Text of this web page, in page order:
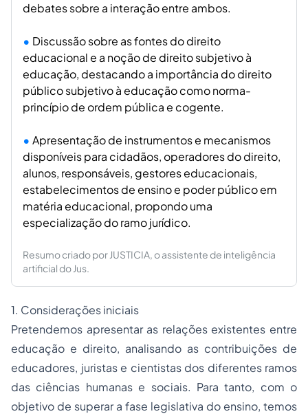
debates sobre a interação entre ambos.
Discussão sobre as fontes do direito
educacional e a noção de direito subjetivo à
educação, destacando a importância do direito
público subjetivo à educação como norma-
princípio de ordem pública e cogente.
Apresentação de instrumentos e mecanismos
disponíveis para cidadãos, operadores do direito,
alunos, responsáveis, gestores educacionais,
estabelecimentos de ensino e poder público em
matéria educacional, propondo uma
especialização do ramo jurídico.
Resumo criado por JUSTICIA, o assistente de inteligência
artificial do Jus.
1. Considerações iniciais
Pretendemos apresentar as relações existentes entre
educação e direito, analisando as contribuições de
educadores, juristas e cientistas dos diferentes ramos
das ciências humanas e sociais. Para tanto, com o
objetivo de superar a fase legislativa do ensino, temos